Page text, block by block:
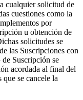
cualquier solicitud de
cuestiones como la
por
u obtención de
solicitudes se
las Suscripciones con
Suscripción se
acordada al final del
se cancele la